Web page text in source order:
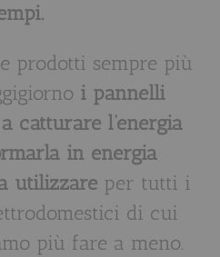
prodotti sempre più
i pannelli
catturare l’energia
in energia
utilizzareper tutti i
di cui
più fare a meno.